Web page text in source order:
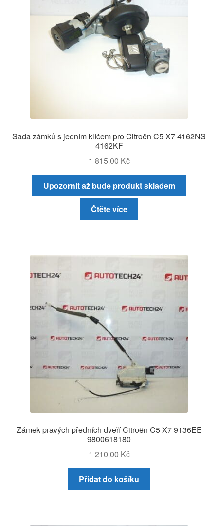
Sada zámků s jedním klíčem pro Citroën C5 X7 4162NS
4162KF
1 815,00 Kč
Upozornit až bude produkt skladem
Čtěte více
Zámek pravých předních dveří Citroën C5 X7 9136EE
9800618180
1 210,00 Kč
Přidat do košíku